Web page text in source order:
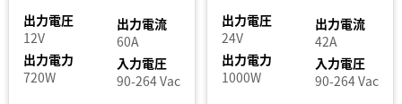
PMS
PMT2
出
出力電圧
12V
出力電力
720W
出力電流
60A
入力電圧
90-264 Vac
出力電圧
24V
出力電力
1000W
出力電流
42A
入力電圧
90-264 Vac